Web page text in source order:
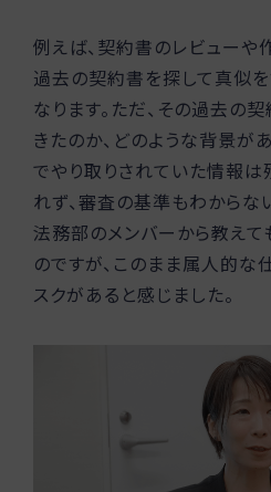
例えば、契約書のレビューや
過去の契約書を探して真似
なります。ただ、その過去の
きたのか、どのような背景が
でやり取りされていた情報
れず、審査の基準もわからな
法務部のメンバーから教え
のですが、このまま属人的な
スクがあると感じました。